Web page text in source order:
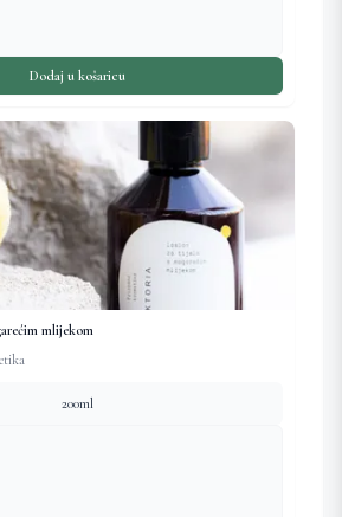
Dodaj u košaricu
mlijekom
200ml